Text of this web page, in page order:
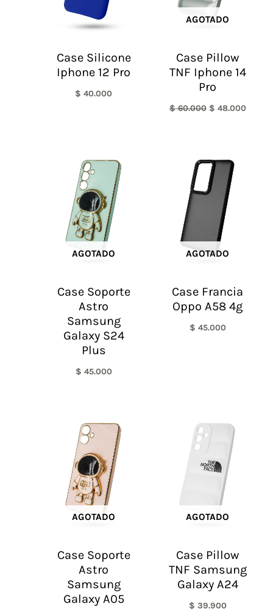
Case Silicone
Iphone 12 Pro
$ 40.000
AGOTADO
Case Pillow
TNF Iphone 14
Pro
$60.000 $ 48.000
AGOTADO
Case Soporte
Astro
Samsung
Galaxy S24
Plus
$ 45.000
AGOTADO
Case Francia
Oppo A58 4g
$ 45.000
AGOTADO
Case Soporte
Astro
Samsung
Galaxy A05
AGOTADO
Case Pillow
TNF Samsung
Galaxy A24
$ 39.900